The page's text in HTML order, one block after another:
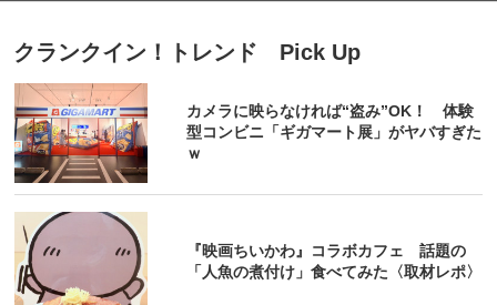
クランクイン！トレンド Pick Up
カメラに映らなければ“盗み”OK！ 体験
型コンビニ「ギガマート展」がヤバすぎた
ｗ
『映画ちいかわ』コラボカフェ 話題の
「人魚の煮付け」食べてみた〈取材レポ〉